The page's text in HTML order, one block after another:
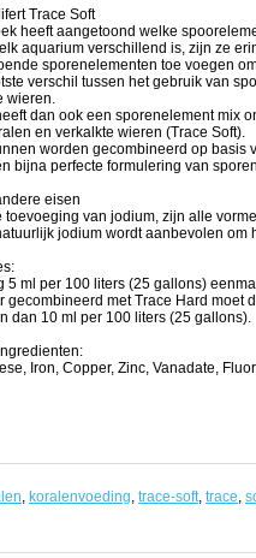
Trace Soft
heeft aangetoond welke
aquarium verschillend is, zijn ze
sporenelementen toe voegen
verschil tussen het gebruik van
wieren.
dan ook een sporenelement mix
en verkalkte wieren (Trace Soft).
worden gecombineerd op
bijna perfecte formulering van
eisen
toevoeging van jodium, zijn alle
jodium wordt aanbevolen
5 ml per 100 liters (25 gallons)
gecombineerd met Trace Hard moet
dan 10 ml per 100 liters (25 gallons).
Iron, Copper, Zinc, Vanadate,
, koralenvoeding, trace-soft, trace,